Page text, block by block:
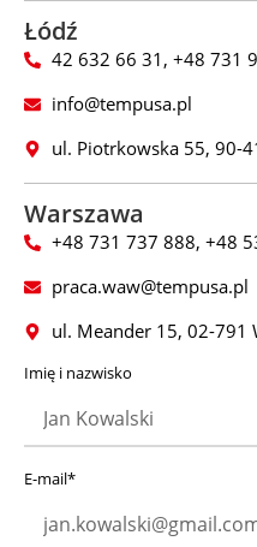
Imię i nazwisko
E-mail*
Łódź
42 632 66 31, +48 731
info@tempusa.pl
ul. Piotrkowska 55, 90-
Warszawa
+48 731 737 888, +48
praca.waw@tempusa.pl
ul. Meander 15, 02-791